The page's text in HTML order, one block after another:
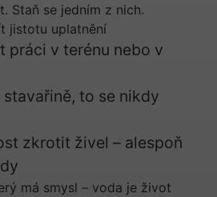
Staň se jedním z nich.
jistotu uplatnění
práci v terénu nebo v
to se nikdy
zkrotit živel – alespoň
má smysl – voda je život